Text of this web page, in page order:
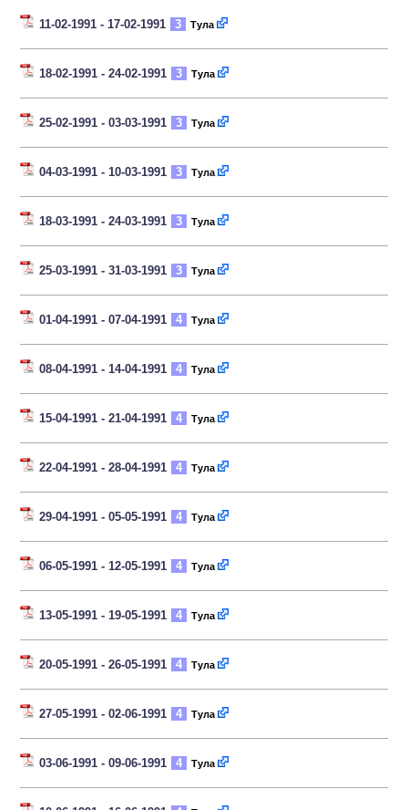
11-02-1991 - 17-02-1991 3 Тула
18-02-1991 - 24-02-1991 3 Тула
25-02-1991 - 03-03-1991 3 Тула
04-03-1991 - 10-03-1991 3 Тула
18-03-1991 - 24-03-1991 3 Тула
25-03-1991 - 31-03-1991 3 Тула
01-04-1991 - 07-04-1991 4 Тула
08-04-1991 - 14-04-1991 4 Тула
15-04-1991 - 21-04-1991 4 Тула
22-04-1991 - 28-04-1991 4 Тула
29-04-1991 - 05-05-1991 4 Тула
06-05-1991 - 12-05-1991 4 Тула
13-05-1991 - 19-05-1991 4 Тула
20-05-1991 - 26-05-1991 4 Тула
27-05-1991 - 02-06-1991 4 Тула
03-06-1991 - 09-06-1991 4 Тула